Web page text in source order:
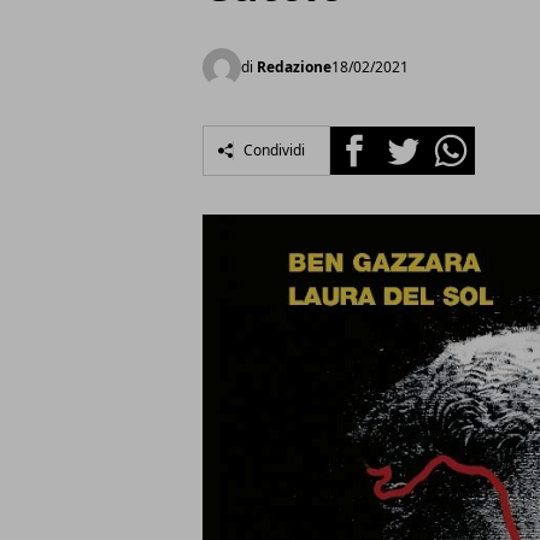
di Redazione18/02/2021
Condividi FacebookTwitterWhatsapp